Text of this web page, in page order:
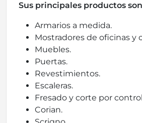
Sus principales productos
Armarios a medida.
Mostradores de oficinas y
Muebles.
Puertas.
Revestimientos.
Escaleras.
Fresado y corte por
Corian.